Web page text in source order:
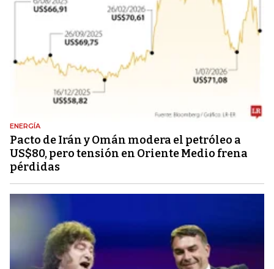
ENERGÍA
Pacto de Irán y Omán modera el petróleo a
US$80, pero tensión en Oriente Medio frena
pérdidas